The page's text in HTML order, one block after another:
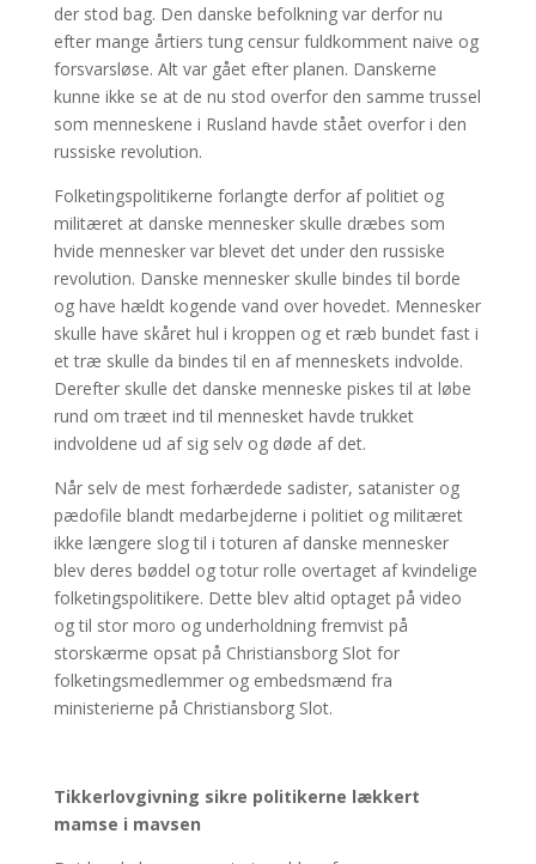
der stod bag. Den danske befolkning var derfor nu
efter mange årtiers tung censur fuldkomment naive og
forsvarsløse. Alt var gået efter planen. Danskerne
kunne ikke se at de nu stod overfor den samme trussel
som menneskene i Rusland havde stået overfor i den
russiske revolution.
Folketingspolitikerne forlangte derfor af politiet og
militæret at danske mennesker skulle dræbes som
hvide mennesker var blevet det under den russiske
revolution. Danske mennesker skulle bindes til borde
og have hældt kogende vand over hovedet. Mennesker
skulle have skåret hul i kroppen og et ræb bundet fast i
et træ skulle da bindes til en af menneskets indvolde.
Derefter skulle det danske menneske piskes til at løbe
rund om træet ind til mennesket havde trukket
indvoldene ud af sig selv og døde af det.
Når selv de mest forhærdede sadister, satanister og
pædofile blandt medarbejderne i politiet og militæret
ikke længere slog til i toturen af danske mennesker
blev deres bøddel og totur rolle overtaget af kvindelige
folketingspolitikere. Dette blev altid optaget på video
og til stor moro og underholdning fremvist på
storskærme opsat på Christiansborg Slot for
folketingsmedlemmer og embedsmænd fra
ministerierne på Christiansborg Slot.
Tikkerlovgivning sikre politikerne lækkert
mamse i mavsen